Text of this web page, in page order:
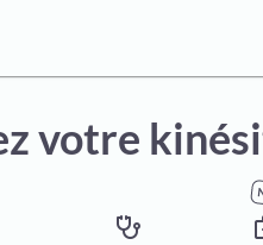
votre
stethoscope